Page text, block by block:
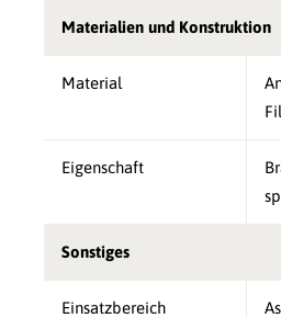
Materialien und Konstruktion
Material
Eigenschaft
Sonstiges
Einsatzbereich